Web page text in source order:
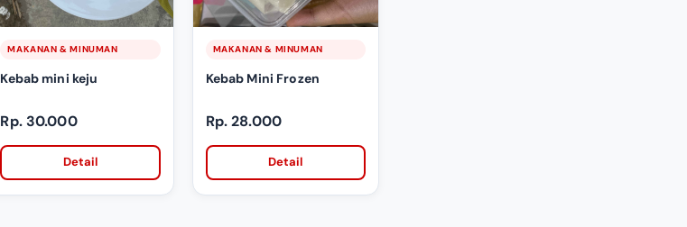
MAKANAN & MINUMAN
Kebab mini keju
Rp. 30.000
Detail
MAKANAN & MINUMAN
Kebab Mini Frozen
Rp. 28.000
Detail